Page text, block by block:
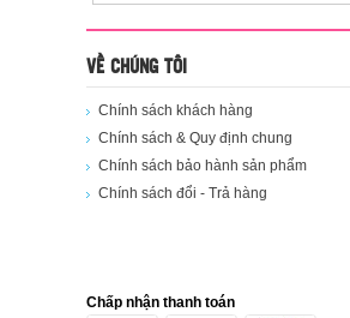
VỀ CHÚNG TÔI
Chính sách khách hàng
Chính sách & Quy định chung
Chính sách bảo hành sản phẩm
Chính sách đổi - Trả hàng
Chấp nhận thanh toán